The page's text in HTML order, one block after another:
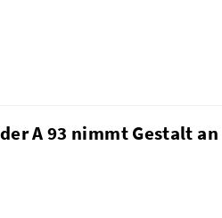
A 93 nimmt Gestalt an